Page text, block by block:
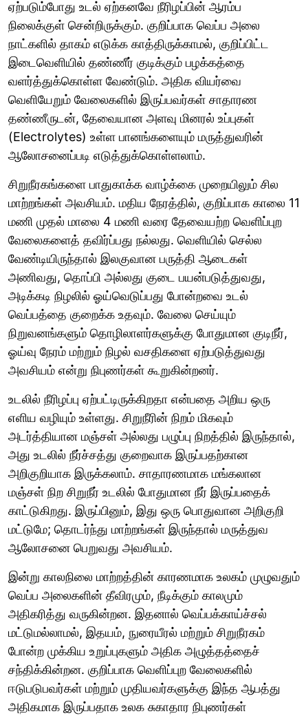
ஏற்படும்போது உடல் ஏற்கனவே நீரிழப்பின் ஆரம்ப
நிலைக்குள் சென்றிருக்கும். குறிப்பாக வெப்ப அலை
நாட்களில் தாகம் எடுக்க காத்திருக்காமல், குறிப்பிட்ட
இடைவெளியில் தண்ணீர் குடிக்கும் பழக்கத்தை
வளர்த்துக்கொள்ள வேண்டும். அதிக வியர்வை
வெளியேறும் வேலைகளில் இருப்பவர்கள் சாதாரண
தண்ணீருடன், தேவையான அளவு மினரல் உப்புகள்
(Electrolytes) உள்ள பானங்களையும் மருத்துவரின்
ஆலோசனைப்படி எடுத்துக்கொள்ளலாம்.
சிறுநீரகங்களை பாதுகாக்க வாழ்க்கை முறையிலும் சில
மாற்றங்கள் அவசியம். மதிய நேரத்தில், குறிப்பாக காலை 11
மணி முதல் மாலை 4 மணி வரை தேவையற்ற வெளிப்புற
வேலைகளைத் தவிர்ப்பது நல்லது. வெளியில் செல்ல
வேண்டியிருந்தால் இலகுவான பருத்தி ஆடைகள்
அணிவது, தொப்பி அல்லது குடை பயன்படுத்துவது,
அடிக்கடி நிழலில் ஓய்வெடுப்பது போன்றவை உடல்
வெப்பத்தை குறைக்க உதவும். வேலை செய்யும்
நிறுவனங்களும் தொழிலாளர்களுக்கு போதுமான குடிநீர்,
ஓய்வு நேரம் மற்றும் நிழல் வசதிகளை ஏற்படுத்துவது
அவசியம் என்று நிபுணர்கள் கூறுகின்றனர்.
உடலில் நீரிழப்பு ஏற்பட்டிருக்கிறதா என்பதை அறிய ஒரு
எளிய வழியும் உள்ளது. சிறுநீரின் நிறம் மிகவும்
அடர்த்தியான மஞ்சள் அல்லது பழுப்பு நிறத்தில் இருந்தால்,
அது உடலில் நீர்ச்சத்து குறைவாக இருப்பதற்கான
அறிகுறியாக இருக்கலாம். சாதாரணமாக மங்கலான
மஞ்சள் நிற சிறுநீர் உடலில் போதுமான நீர் இருப்பதைக்
காட்டுகிறது. இருப்பினும், இது ஒரு பொதுவான அறிகுறி
மட்டுமே; தொடர்ந்து மாற்றங்கள் இருந்தால் மருத்துவ
ஆலோசனை பெறுவது அவசியம்.
இன்று காலநிலை மாற்றத்தின் காரணமாக உலகம் முழுவதும்
வெப்ப அலைகளின் தீவிரமும், நீடிக்கும் காலமும்
அதிகரித்து வருகின்றன. இதனால் வெப்பக்காய்ச்சல்
மட்டுமல்லாமல், இதயம், நுரையீரல் மற்றும் சிறுநீரகம்
போன்ற முக்கிய உறுப்புகளும் அதிக அழுத்தத்தைச்
சந்திக்கின்றன. குறிப்பாக வெளிப்புற வேலைகளில்
ஈடுபடுபவர்கள் மற்றும் முதியவர்களுக்கு இந்த ஆபத்து
அதிகமாக இருப்பதாக உலக சுகாதார நிபுணர்கள்